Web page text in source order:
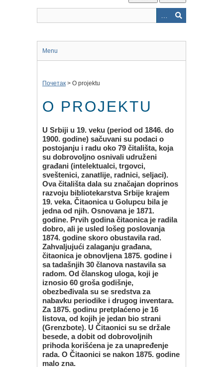
Menu
Почетак > O projektu
O PROJEKTU
U Srbiji u 19. veku (period od 1846. do
1900. godine) sačuvani su podaci o
postojanju i radu oko 79 čitališta, koja
su dobrovoljno osnivali udruženi
građani (intelektualci, trgovci,
sveštenici, zanatlije, radnici, seljaci).
Ova čitališta dala su značajan doprinos
razvoju bibliotekarstva Srbije krajem
19. veka. Čitaonica u Golupcu bila je
jedna od njih. Osnovana je 1871.
godine. Prvih godina čitaonica je radila
dobro, ali je usled lošeg poslovanja
1874. godine skoro obustavila rad.
Zahvaljujući zalaganju građana,
čitaonica je obnovljena 1875. godine i
sa tadašnjih 30 članova nastavila sa
radom. Od članskog uloga, koji je
iznosio 60 groša godišnje,
obezbeđivala su se sredstva za
nabavku periodike i drugog inventara.
Za 1875. godinu pretplaćeno je 16
listova, od kojih je jedan bio strani
(Grenzbote). U Čitaonici su se držale
besede, a dobit od dobrovoljnih
prihoda korišćena je za unapređenje
rada. O Čitaonici se nakon 1875. godine
malo zna.